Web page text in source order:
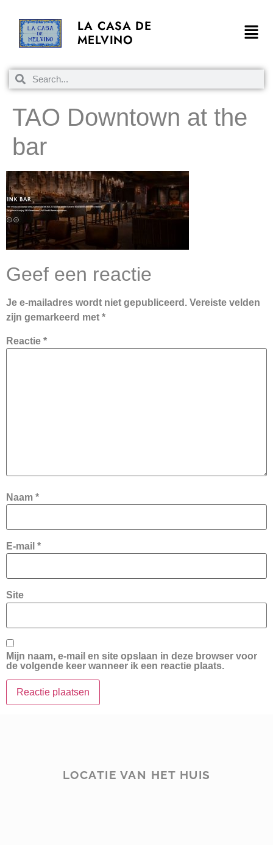
LA CASA DE
MELVINO
TAO Downtown at the
bar
Geef een reactie
Je e-mailadres wordt niet gepubliceerd. Vereiste velden
zijn gemarkeerd met *
Reactie *
Naam *
E-mail *
Site
Mijn naam, e-mail en site opslaan in deze browser voor
de volgende keer wanneer ik een reactie plaats.
LOCATIE VAN HET HUIS